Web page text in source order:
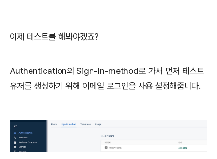
이제 테스트를 해봐야겠죠?
Authentication의 Sign-In-method로 가서 먼저 테스트
유저를 생성하기 위해 이메일 로그인을 사용 설정해줍니다.